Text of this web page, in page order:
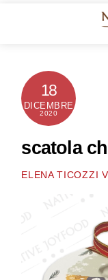
18
DICEMBRE
2020
scatola
ELENA TICOZZI